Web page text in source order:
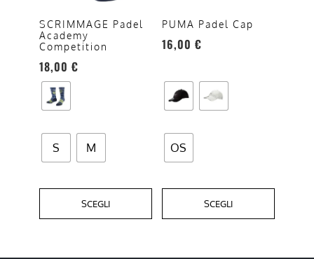
SCRIMMAGE Padel
Academy
Competition
18,00 €
S M
SCEGLI
opzioni
possono
essere
scelte
nella
pagina
prodotto
PUMA Padel Cap
16,00 €
OS
SCEGLI
opzioni
possono
nella
pagina
prodotto